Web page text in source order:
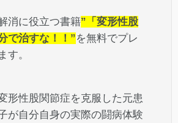
消に役立つ書籍”「変形性股
で治すな！！”を無料でプレ
す。
形性股関節症を克服した元患
が自分自身の実際の闘病体験